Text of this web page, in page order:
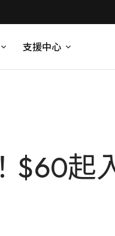
支援中心
$60起